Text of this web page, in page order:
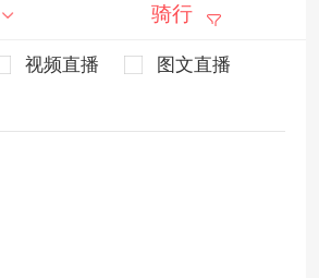
骑行
视频直播
图文直播